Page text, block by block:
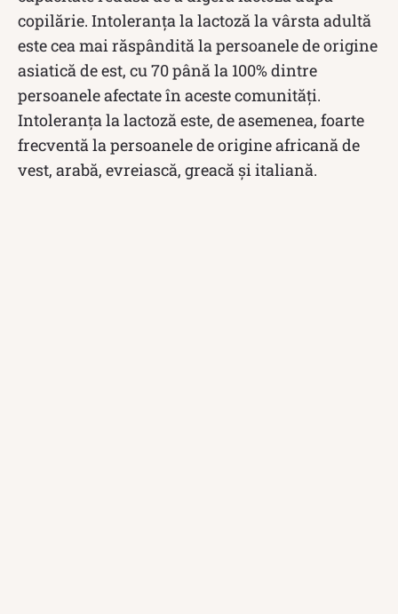
copilărie. Intoleranța la lactoză la vârsta adultă
este cea mai răspândită la persoanele de origine
asiatică de est, cu 70 până la 100% dintre
persoanele afectate în aceste comunități.
Intoleranța la lactoză este, de asemenea, foarte
frecventă la persoanele de origine africană de
vest, arabă, evreiască, greacă și italiană.